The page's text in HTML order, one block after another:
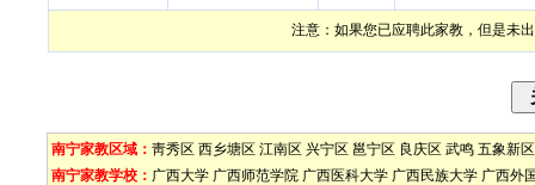
注意：如果您已应聘此家教，但是未
南宁家教区域： 靑秀区 西乡塘区 江南区 兴宁区 邕宁区 良庆区 武鸣 五象新区
南宁家教学校： 广西大学 广西师范学院 广西医科大学 广西民族大学 广西外